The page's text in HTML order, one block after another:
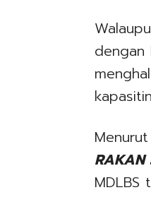
dengan
RAKAN
MDLBS